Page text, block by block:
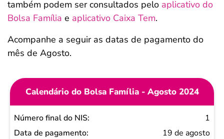
também podem ser consultados pelo aplicativo do
Bolsa Família e aplicativo Caixa Tem.
Acompanhe a seguir as datas de pagamento do
mês de Agosto.
Calendário do Bolsa Família - Agosto 2024
Número
final do
1
19 de agosto